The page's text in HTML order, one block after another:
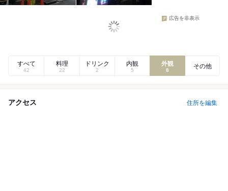
広告を非表示
すべて
42
料理
22
ドリンク
2
内観
5
外観
8
その他
アクセス 住所を編集